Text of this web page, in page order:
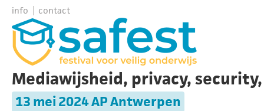
info contact
Mediawijsheid, privacy,
13 mei 2024 AP Antwerpen